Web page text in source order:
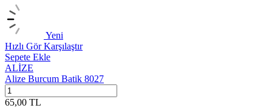
Yeni
Hızlı GörKarşılaştır
Sepete Ekle
ALİZE
Alize Burcum Batik 8027
65,00 TL